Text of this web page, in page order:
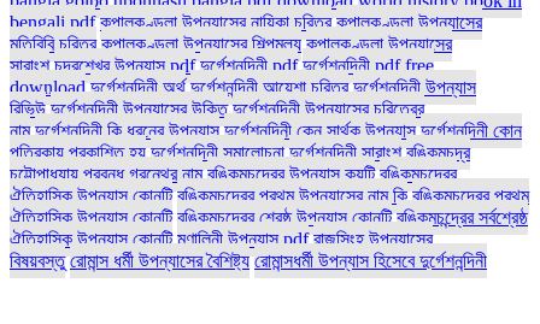
bengali pdf কপালকুণ্ডলা উপন্যাসের নায়িকা চরিত্র কপালকুণ্ডলা উপন্যাসের
মতিবিবি চরিত্র কপালকুণ্ডলা উপন্যাসের শিল্পমূল্য কপালকুণ্ডলা উপন্যাসের
সারাংশ চন্দ্রশেখর উপন্যাস pdf দুর্গেশনন্দিনী pdf দুর্গেশনন্দিনী pdf free
download দুর্গেশনন্দিনী অর্থ দুর্গেশনন্দিনী আয়েশা চরিত্র দুর্গেশনন্দিনী উপন্যাস
রিভিউ দুর্গেশনন্দিনী উপন্যাসের উক্তি দুর্গেশনন্দিনী উপন্যাসের চরিত্রের
নাম দুর্গেশনন্দিনী কি ধরনের উপন্যাস দুর্গেশনন্দিনী কেন সার্থক উপন্যাস দুর্গেশনন্দিনী কোন
পত্রিকায় প্রকাশিত হয় দুর্গেশনন্দিনী সমালোচনা দুর্গেশনন্দিনী সারাংশ বঙ্কিমচন্দ্র
চট্টোপাধ্যায় প্রবন্ধ গ্রন্থের নাম বঙ্কিমচন্দ্রের উপন্যাস কয়টি বঙ্কিমচন্দ্রের
ঐতিহাসিক উপন্যাস কোনটি বঙ্কিমচন্দ্রের প্রথম উপন্যাসের নাম কি বঙ্কিমচন্দ্রের প্রথম
ঐতিহাসিক উপন্যাস কোনটি বঙ্কিমচন্দ্রের শ্রেষ্ঠ উপন্যাস কোনটি বঙ্কিমচন্দ্রের সর্বশ্রেষ্ঠ
ঐতিহাসিক উপন্যাস কোনটি মৃণালিনী উপন্যাস pdf রাজসিংহ উপন্যাসের
বিষয়বস্তু রোমান্স ধর্মী উপন্যাসের বৈশিষ্ট্য রোমান্সধর্মী উপন্যাস হিসেবে দুর্গেশনন্দিনী